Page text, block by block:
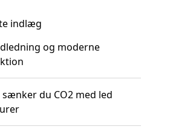
indlæg
og moderne
sænker du CO2 med led